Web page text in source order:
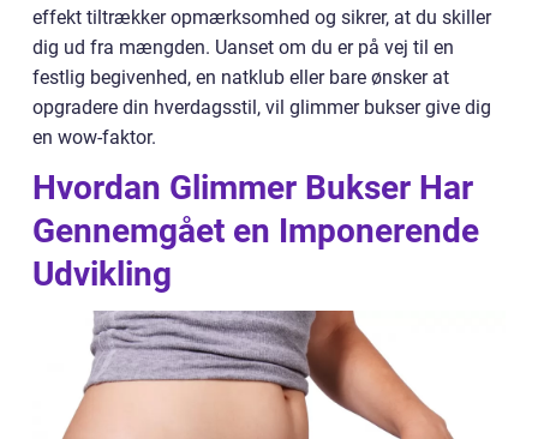
effekt tiltrækker opmærksomhed og sikrer, at du skiller
dig ud fra mængden. Uanset om du er på vej til en
festlig begivenhed, en natklub eller bare ønsker at
opgradere din hverdagsstil, vil glimmer bukser give dig
en wow-faktor.
Hvordan Glimmer Bukser Har
Gennemgået en Imponerende
Udvikling